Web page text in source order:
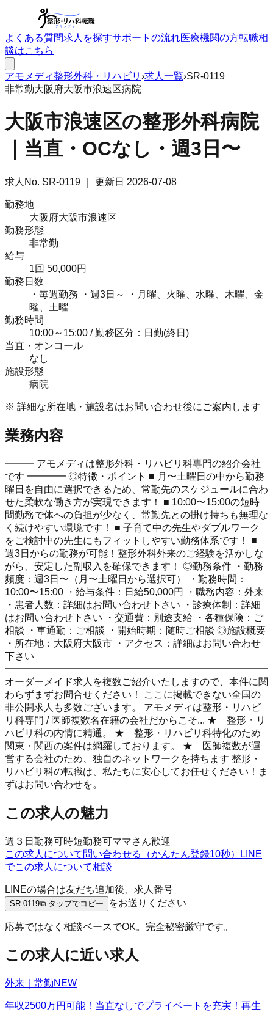
よくある質問求人を探すサポートの流れ医療機関の方転職相
談はこちら
アモメディ整形外科・リハビリ ›求人一覧›SR-0119
非常勤大阪府大阪市浪速区病院
大阪市浪速区の整形外科病院
｜当直・OCなし・週3日〜
求人No. SR-0119 ｜ 更新日 2026-07-08
勤務地
大阪府大阪市浪速区
勤務形態
非常勤
給与
1回 50,000円
勤務日数
・毎週勤務 ・週3日～ ・月曜、火曜、水曜、木曜、金
曜、土曜
勤務時間
10:00～15:00 / 勤務区分：日勤(終日)
当直・オンコール
なし
施設形態
病院
※ 詳細な所在地・施設名はお問い合わせ後にご案内します
業務内容
━━━ アモメディは整形外科・リハビリ科専門の紹介会社
です ━━━━ ◎特徴・ポイント ■ 月〜土曜日の中から勤務
曜日を自由に選択できるため、常勤先のスケジュールに合わ
せた柔軟な働き方が実現できます！ ■ 10:00〜15:00の短時
間勤務で体への負担が少なく、常勤先との掛け持ちも無理な
く続けやすい環境です！ ■ 子育て中の先生やダブルワーク
をご検討中の先生にもフィットしやすい勤務体系です！ ■
週3日からの勤務が可能！整形外科外来のご経験を活かしな
がら、安定した副収入を確保できます！ ◎勤務条件 ・勤務
頻度：週3日〜（月〜土曜日から選択可） ・勤務時間：
10:00〜15:00 ・給与条件：日給50,000円 ・職務内容：外来
・患者人数：詳細はお問い合わせ下さい ・診療体制：詳細
はお問い合わせ下さい ・交通費：別途支給 ・各種保険：ご
相談 ・車通勤：ご相談 ・開始時期：随時ご相談 ◎施設概要
・所在地：大阪府大阪市 ・アクセス：詳細はお問い合わせ
下さい
━━━━━━━━━━━━━━━━━━━━━━━━━━━
オーダーメイド求人を複数ご紹介いたしますので、本件に関
わらずまずお問合せください！ ここに掲載できない全国の
非公開求人も多数ございます。 アモメディは整形・リハビ
リ科専門 / 医師複数名在籍の会社だからこそ... ★ 整形・リ
ハビリ科の内情に精通。 ★ 整形・リハビリ科特化のため
関東・関西の案件は網羅しております。 ★ 医師複数が運
営する会社のため、独自のネットワークを持ちます 整形・
リハビリ科の転職は、私たちに安心してお任せください！ま
ずはお問い合わせを。
この求人の魅力
週３日勤務可時短勤務可ママさん歓迎
この求人について問い合わせる（かんたん登録10秒）
LINE
でこの求人について相談
LINEの場合は友だち追加後、求人番号
SR-0119⧉ タップでコピー をお送りください
応募ではなく相談ベースでOK。完全秘密厳守です。
この求人に近い求人
外来｜常勤NEW
年収2500万円可能！当直なしでプライベートを充実！再生